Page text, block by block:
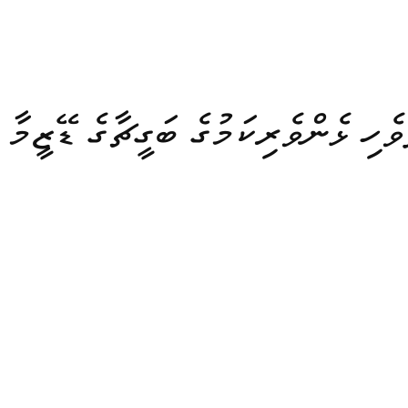
ޅެންވެރިކަމުގެ ބަގީޗާގެ ޑޭޒީމާ